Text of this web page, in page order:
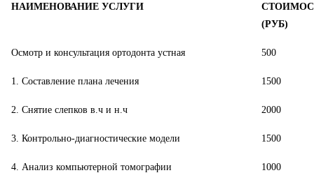
НАИМЕНОВАНИЕ УСЛУГИ
(РУБ)
Осмотр и консультация ортодонта устная 500
1. Составление плана лечения 1500
2. Снятие слепков в.ч и н.ч 2000
3. Контрольно-диагностические модели 1500
4. Анализ компьютерной томографии 1000